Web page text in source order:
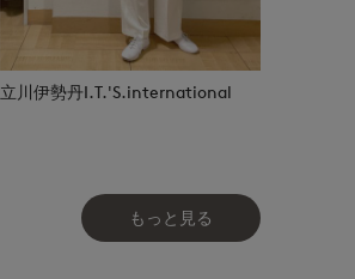
立川伊勢丹I.T.'S.international
もっと見る